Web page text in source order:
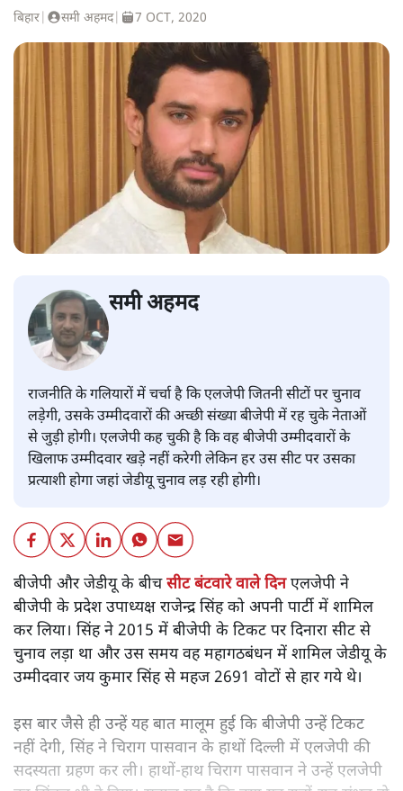
बिहार समी अहमद| 7 OCT, 2020
समी अहमद
राजनीति के गलियारों में चर्चा है कि एलजेपी जितनी सीटों पर चुनाव
लड़ेगी, उसके उम्मीदवारों की अच्छी संख्या बीजेपी में रह चुके नेताओं
से जुड़ी होगी। एलजेपी कह चुकी है कि वह बीजेपी उम्मीदवारों के
खिलाफ उम्मीदवार खड़े नहीं करेगी लेकिन हर उस सीट पर उसका
प्रत्याशी होगा जहां जेडीयू चुनाव लड़ रही होगी।
बीजेपी और जेडीयू के बीचसीट बंटवारे वाले दिनएलजेपी ने
बीजेपी के प्रदेश उपाध्यक्ष राजेन्द्र सिंह को अपनी पार्टी में शामिल
कर लिया। सिंह ने 2015 में बीजेपी के टिकट पर दिनारा सीट से
चुनाव लड़ा था और उस समय वह महागठबंधन में शामिल जेडीयू के
उम्मीदवार जय कुमार सिंह से महज 2691 वोटों से हार गये थे।
इस बार जैसे ही उन्हें यह बात मालूम हुई कि बीजेपी उन्हें टिकट
नहीं देगी, सिंह ने चिराग पासवान के हाथों दिल्ली में एलजेपी की
सदस्यता ग्रहण कर ली। हाथों-हाथ चिराग पासवान ने उन्हें एलजेपी